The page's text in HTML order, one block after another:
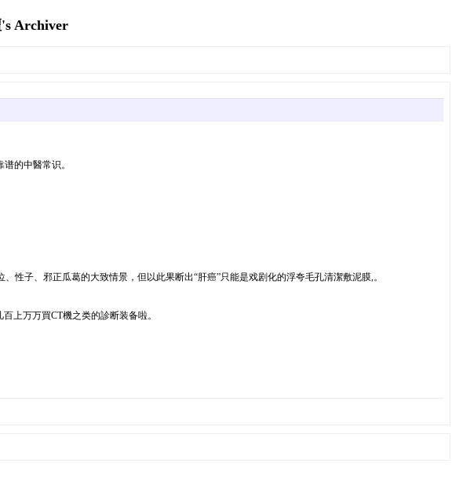
Archiver
的中醫常识。
性子、邪正瓜葛的大致情景，但以此果断出“肝癌”只能是戏剧化的浮夸毛孔清潔敷泥膜,。
上万万買CT機之类的診断装备啦。